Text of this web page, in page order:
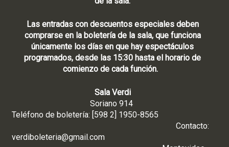
Las entradas con descuentos especiales deben
comprarse en la boletería de la sala, que funciona
únicamente los días en que hay espectáculos
programados, desde las 15:30 hasta el horario de
comienzo de cada función.
Sala Verdi
Soriano 914
Teléfono de boletería: [598 2] 1950-8565
Contacto:
verdiboleteria@gmail.com